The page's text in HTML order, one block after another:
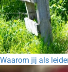
Waarom jij als